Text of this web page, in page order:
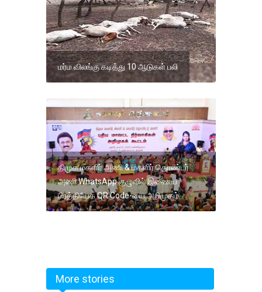
மர்ம விலங்கு கடித்து 10 ஆடுகள் பலி
திமுக மகளிர் அணி & மகளிர் தொண்டர்
அணி WhatsApp குழுவில் இணைய
பிரத்தியேக QR Code-யை அறிமுகம்
More stories